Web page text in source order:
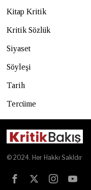
Kitap Kritik
Kritik Sözlük
Siyaset
Söyleşi
Tarih
Tercüme
© 2024. Her Hakkı Sakldır